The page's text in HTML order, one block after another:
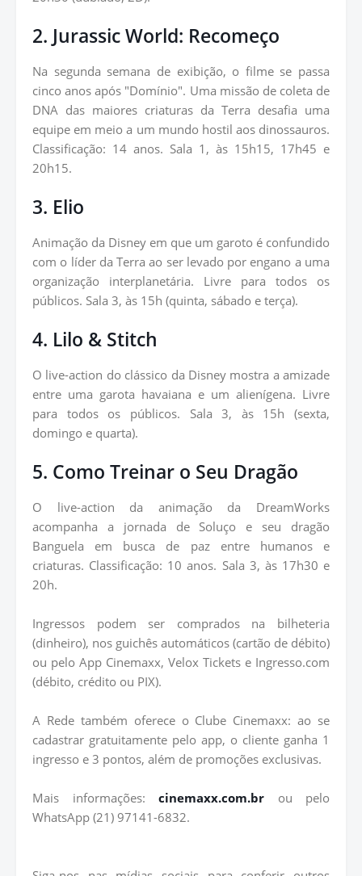
2. Jurassic World: Recomeço
Na segunda semana de exibição, o filme se passa
cinco anos após "Domínio". Uma missão de coleta de
DNA das maiores criaturas da Terra desafia uma
equipe em meio a um mundo hostil aos dinossauros.
Classificação: 14 anos. Sala 1, às 15h15, 17h45 e
20h15.
3. Elio
Animação da Disney em que um garoto é confundido
com o líder da Terra ao ser levado por engano a uma
organização interplanetária. Livre para todos os
públicos. Sala 3, às 15h (quinta, sábado e terça).
4. Lilo & Stitch
O live-action do clássico da Disney mostra a amizade
entre uma garota havaiana e um alienígena. Livre
para todos os públicos. Sala 3, às 15h (sexta,
domingo e quarta).
5. Como Treinar o Seu Dragão
O live-action da animação da DreamWorks
acompanha a jornada de Soluço e seu dragão
Banguela em busca de paz entre humanos e
criaturas. Classificação: 10 anos. Sala 3, às 17h30 e
20h.
Ingressos podem ser comprados na bilheteria
(dinheiro), nos guichês automáticos (cartão de débito)
ou pelo App Cinemaxx, Velox Tickets e Ingresso.com
(débito, crédito ou PIX).
A Rede também oferece o Clube Cinemaxx: ao se
cadastrar gratuitamente pelo app, o cliente ganha 1
ingresso e 3 pontos, além de promoções exclusivas.
Mais informações: cinemaxx.com.br ou pelo
WhatsApp (21) 97141-6832.